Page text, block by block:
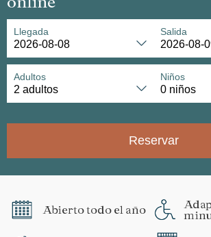
Llegada Salida
Adultos Niños
Reservar
Abierto todo el año